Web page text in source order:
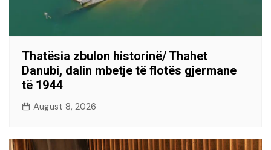
Thatësia zbulon historinë/ Thahet
Danubi, dalin mbetje të flotës gjermane
të 1944
August 8, 2026